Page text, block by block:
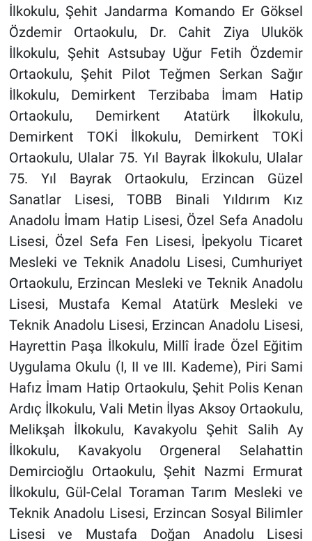
İlkokulu, Şehit Jandarma Komando Er Göksel
Özdemir Ortaokulu, Dr. Cahit Ziya Ulukök
İlkokulu, Şehit Astsubay Uğur Fetih Özdemir
Ortaokulu, Şehit Pilot Teğmen Serkan Sağır
İlkokulu, Demirkent Terzibaba İmam Hatip
Ortaokulu, Demirkent Atatürk İlkokulu,
Demirkent TOKİ İlkokulu, Demirkent TOKİ
Ortaokulu, Ulalar 75. Yıl Bayrak İlkokulu, Ulalar
75. Yıl Bayrak Ortaokulu, Erzincan Güzel
Sanatlar Lisesi, TOBB Binali Yıldırım Kız
Anadolu İmam Hatip Lisesi, Özel Sefa Anadolu
Lisesi, Özel Sefa Fen Lisesi, İpekyolu Ticaret
Mesleki ve Teknik Anadolu Lisesi, Cumhuriyet
Ortaokulu, Erzincan Mesleki ve Teknik Anadolu
Lisesi, Mustafa Kemal Atatürk Mesleki ve
Teknik Anadolu Lisesi, Erzincan Anadolu Lisesi,
Hayrettin Paşa İlkokulu, Millî İrade Özel Eğitim
Uygulama Okulu (I, II ve III. Kademe), Piri Sami
Hafız İmam Hatip Ortaokulu, Şehit Polis Kenan
Ardıç İlkokulu, Vali Metin İlyas Aksoy Ortaokulu,
Melikşah İlkokulu, Kavakyolu Şehit Salih Ay
İlkokulu, Kavakyolu Orgeneral Selahattin
Demircioğlu Ortaokulu, Şehit Nazmi Ermurat
İlkokulu, Gül-Celal Toraman Tarım Mesleki ve
Teknik Anadolu Lisesi, Erzincan Sosyal Bilimler
Lisesi ve Mustafa Doğan Anadolu Lisesi